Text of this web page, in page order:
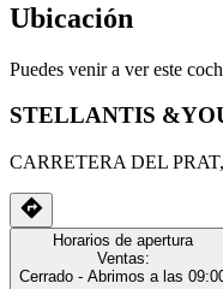
Ubicación
Puedes venir a ver este
STELLANTIS
CARRETERA DEL
Horarios de apertura
Ventas:
Cerrado - Abrimos a las